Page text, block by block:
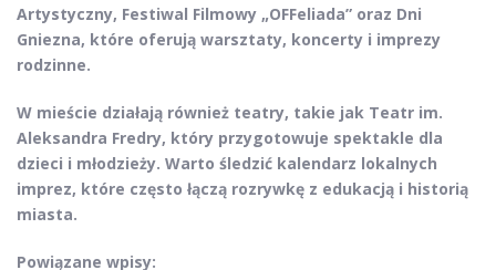
Artystyczny, Festiwal Filmowy „OFFeliada” oraz Dni
Gniezna, które oferują warsztaty, koncerty i imprezy
rodzinne.
W mieście działają również teatry, takie jak Teatr im.
Aleksandra Fredry, który przygotowuje spektakle dla
dzieci i młodzieży. Warto śledzić kalendarz lokalnych
imprez, które często łączą rozrywkę z edukacją i historią
miasta.
Powiązane wpisy: